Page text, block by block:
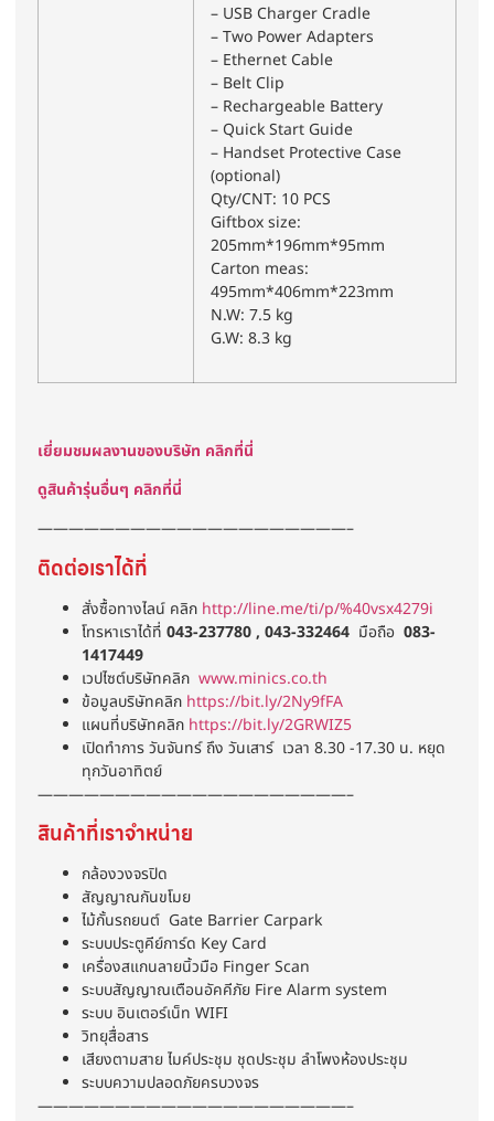
– USB Charger Cradle
– Two Power Adapters
– Ethernet Cable
– Belt Clip
– Rechargeable Battery
– Quick Start Guide
– Handset Protective Case
(optional)
Qty/CNT: 10 PCS
Giftbox size:
205mm*196mm*95mm
Carton meas:
495mm*406mm*223mm
N.W: 7.5 kg
G.W: 8.3 kg
เยี่ยมชมผลงานของบริษัท คลิกที่นี่
ดูสินค้ารุ่นอื่นๆ คลิกที่นี่
————————————————————–
ติดต่อเราได้ที่
สั่งซื้อทางไลน์ คลิก http://line.me/ti/p/%40vsx4279i
โทรหาเราได้ที่ 043-237780 , 043-332464 มือถือ 083-
1417449
เวปไซต์บริษัทคลิก www.minics.co.th
ข้อมูลบริษัทคลิก https://bit.ly/2Ny9fFA
แผนที่บริษัทคลิก https://bit.ly/2GRWIZ5
เปิดทำการ วันจันทร์ ถึง วันเสาร์ เวลา 8.30 -17.30 น. หยุด
ทุกวันอาทิตย์
————————————————————–
สินค้าที่เราจำหน่าย
กล้องวงจรปิด
สัญญาณกันขโมย
ไม้กั้นรถยนต์ Gate Barrier Carpark
ระบบประตูคีย์การ์ด Key Card
เครื่องสแกนลายนิ้วมือ Finger Scan
ระบบสัญญาณเตือนอัคคีภัย Fire Alarm system
ระบบ อินเตอร์เน็ท WIFI
วิทยุสื่อสาร
เสียงตามสาย ไมค์ประชุม ชุดประชุม ลำโพงห้องประชุม
ระบบความปลอดภัยครบวงจร
————————————————————–